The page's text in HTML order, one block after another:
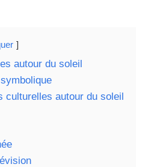
autour du soleil
culturelles autour du soleil